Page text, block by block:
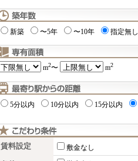
新築 〜5年 〜10年 指定無し
m2〜 m2
5分以内 10分以内 15分以内
賃料設定 敷金なし